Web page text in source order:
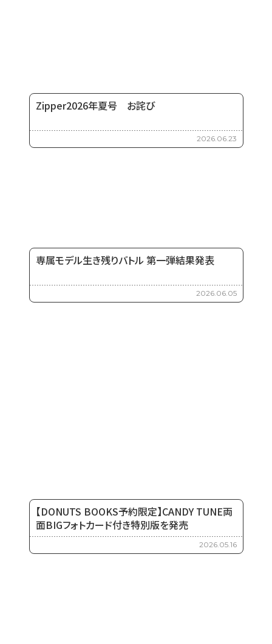
Zipper2026年夏号 お詫び
2026.06.23
専属モデル生き残りバトル 第一弾結果発表
2026.06.05
【DONUTS BOOKS予約限定】CANDY TUNE両
面BIGフォトカード付き特別版を発売
2026.05.16